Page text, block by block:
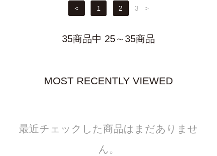
< 1 2 3 >
35商品中 25～35商品
MOST RECENTLY VIEWED
最近チェックした商品はまだありませ
ん。